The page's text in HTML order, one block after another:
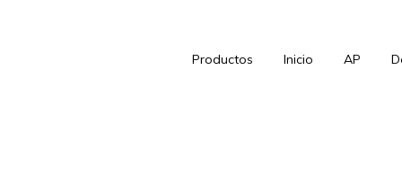
Productos Inicio AP